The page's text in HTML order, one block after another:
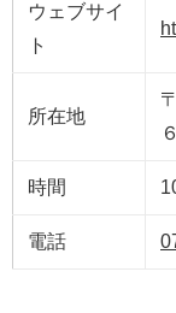
ウェブサイ
ト
所在地
時間
電話